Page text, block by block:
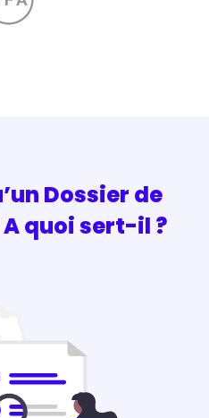
Dossier de
quoi sert-il ?